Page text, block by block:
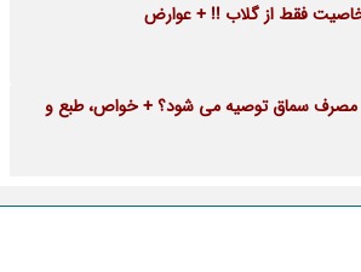
فقط از گلاب !! + عوارض
مصرف سماق توصیه می شود؟ + خواص، طبع و